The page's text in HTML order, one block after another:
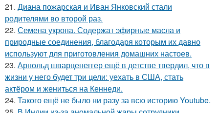
21. Диана пожарская и Иван Янковский стали
родителями во второй раз.
22. Семена укропа. Содержат эфирные масла и
природные соединения, благодаря которым их давно
используют для приготовления домашних настоев.
23. Арнольд шварценеггер ещё в детстве твердил, что в
жизни у него будет три цели: уехать в США, стать
актёром и жениться на Кеннеди.
24. Такого ещё не было ни разу за всю историю Youtube.